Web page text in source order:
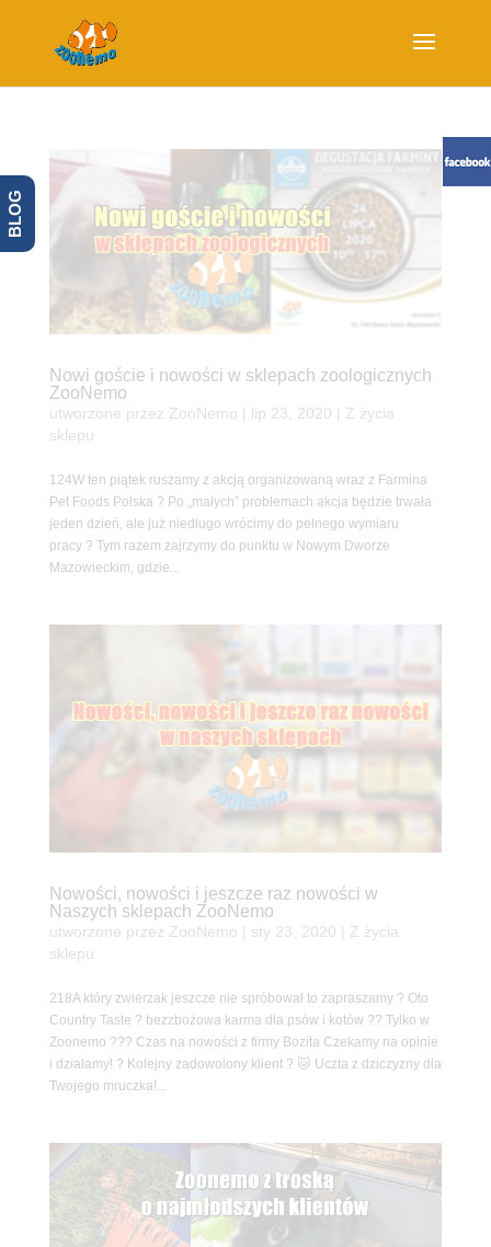
Nowi goście i nowości w sklepach zoologicznych
ZooNemo
utworzone przez ZooNemo lip 23, 2020
Z życia
sklepu
124W ten piątek ruszamy z akcją organizowaną wraz z Farmina
Pet Foods Polska ? Po „małych” problemach akcja będzie trwała
jeden dzień, ale już niedługo wrócimy do pełnego wymiaru
pracy ? Tym razem zajrzymy do punktu w Nowym Dworze
Mazowieckim, gdzie...
Nowości, nowości i jeszcze raz nowości w
Naszych sklepach ZooNemo
utworzone przez ZooNemo sty 23, 2020
Z życia
sklepu
218A który zwierzak jeszcze nie spróbował to zapraszamy ? Oto
Country Taste ? bezzbożowa karma dla psów i kotów ?? Tylko w
Zoonemo ??? Czas na nowości z firmy Bozita Czekamy na opinie
i działamy! ? Kolejny zadowolony klient ? 🐱 Uczta z dziczyzny dla
Twojego mruczka!...
BLOG